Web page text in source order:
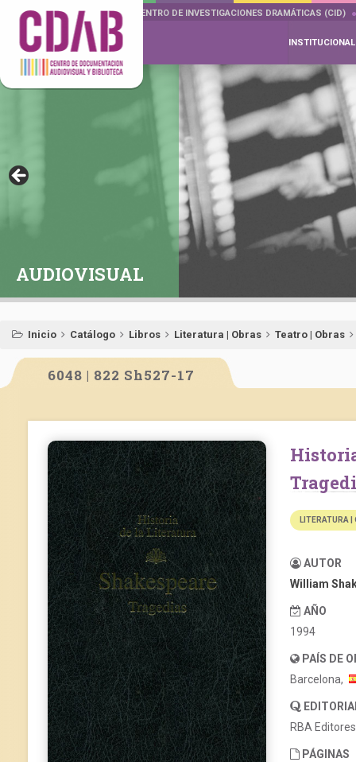
DOCUMENTA DRAMÁTICAS CENTRO DE INVESTIGACIONES DRAMÁTICAS (CID)
INSTITUCIONAL
AUDIOVISUAL
Inicio Catálogo Libros Literatura | Obras Teatro | Obras
6048 | 822 Sh527-17
Historia de la literatura: Shakespeare –
LITERATURA |
AUTOR
William
AÑO
1994
PAÍS DE
Barcelona,
RBA Editores
PÁGINAS